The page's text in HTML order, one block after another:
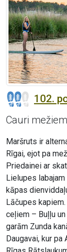
102.
Cauri
Maršruts ir
Rīgai, ejot pa
Priedainei ar
Lielupes
kāpas
Lāčupes
ceļiem – Buļļu
garām Zunda
Daugavai, kur